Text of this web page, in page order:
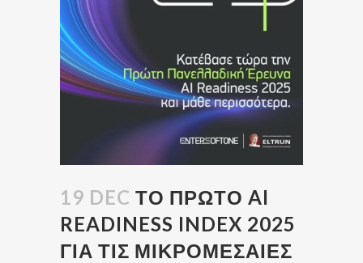
19 DEC ΤΟ ΠΡΩΤΟ AI
READINESS INDEX 2025
ΓΙΑ ΤΙΣ ΜΙΚΡΟΜΕΣΑΙΕΣ